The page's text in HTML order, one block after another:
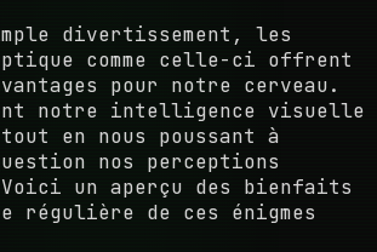
divertissement, les
comme celle-ci offrent
pour notre cerveau.
notre intelligence visuelle
en nous poussant à
nos perceptions
un aperçu des bienfaits
régulière de ces énigmes